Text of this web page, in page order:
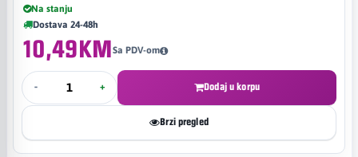
Na stanju
Dostava 24-48h
10,49KMSa PDV-om
- + Dodaj u korpu
Brzi pregled